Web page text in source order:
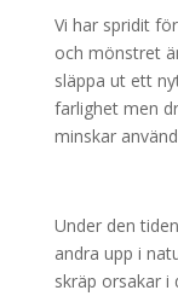
Vi har spridit
och mönstret
släppa ut ett
farlighet men
minskar
Under den
andra upp i
skräp orsakar i